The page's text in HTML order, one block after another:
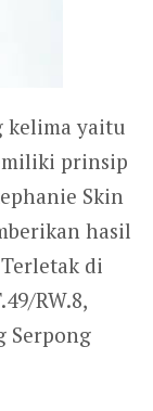
kelima yaitu
prinsip
Skin
hasil
di
RW.8,
Serpong